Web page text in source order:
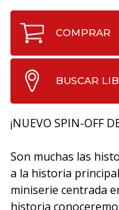
COMPRAR
BUSCAR
¡NUEVO SPIN-OFF
Son muchas las
a la historia
miniserie centrada
historia